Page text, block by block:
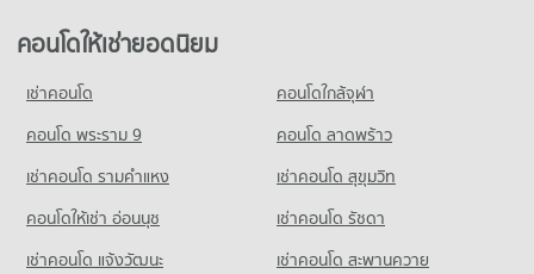
คอนโดให้เช่ายอดนิยม
เช่าคอนโด
คอนโดใกล้จุฬา
คอนโด พระราม 9
คอนโด ลาดพร้าว
เช่าคอนโด รามคําแหง
เช่าคอนโด สุขุมวิท
คอนโดให้เช่า อ่อนนุช
เช่าคอนโด รัชดา
เช่าคอนโด แจ้งวัฒนะ
เช่าคอนโด สะพานควาย